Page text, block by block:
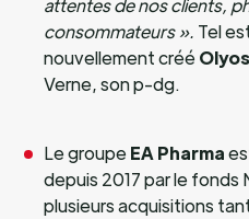
attentes de nos clients,
consommateurs ». Tel
nouvellement crééOlyos
Verne, son p-dg.
Le groupeEA Pharma
depuis 2017 par le fonds
plusieurs acquisitions